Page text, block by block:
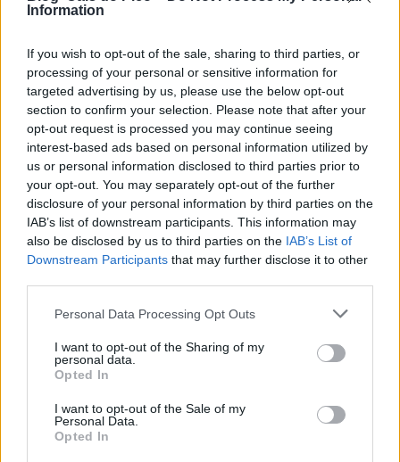
Information
If you wish to opt-out of the sale, sharing to third parties, or
processing of your personal or sensitive information for
targeted advertising by us, please use the below opt-out
section to confirm your selection. Please note that after your
opt-out request is processed you may continue seeing
interest-based ads based on personal information utilized by
us or personal information disclosed to third parties prior to
your opt-out. You may separately opt-out of the further
disclosure of your personal information by third parties on the
IAB’s list of downstream participants. This information may
also be disclosed by us to third parties on the IAB’s List of
Downstream Participants that may further disclose it to other
Personal Data Processing Opt Outs
I want to opt-out of the Sharing of my
personal data.
Opted In
I want to opt-out of the Sale of my
Personal Data.
Opted In